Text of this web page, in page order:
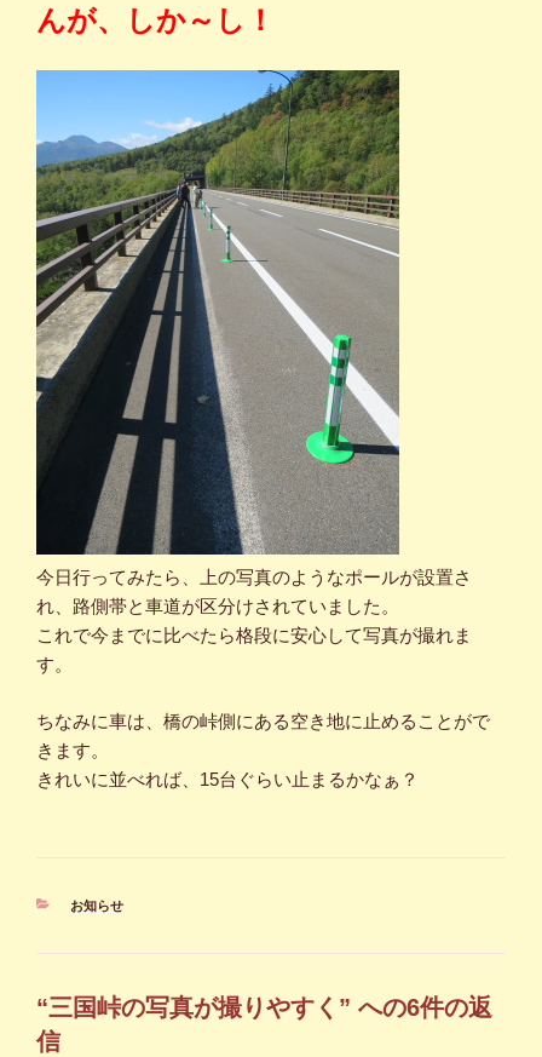
んが、しか～し！
今日行ってみたら、上の写真のようなポールが設置さ
れ、路側帯と車道が区分けされていました。
これで今までに比べたら格段に安心して写真が撮れま
す。
ちなみに車は、橋の峠側にある空き地に止めることがで
きます。
きれいに並べれば、15台ぐらい止まるかなぁ？
カ
お知らせ
“三国峠の写真が撮りやすく” への6件の返
信